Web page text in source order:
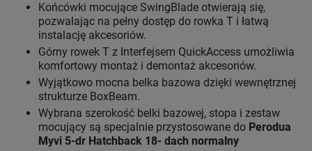
Końcówki mocujące SwingBlade otwierają się,
pozwalając na pełny dostęp do rowka T i łatwą
instalację akcesoriów.
Górny rowek T z Interfejsem QuickAccess umożliwia
komfortowy montaż i demontaż akcesoriów.
Wyjątkowo mocna belka bazowa dzięki wewnętrznej
strukturze BoxBeam.
Wybrana szerokość belki bazowej, stopa i zestaw
mocujący są specjalnie przystosowane do Perodua
Myvi 5-dr Hatchback 18- dach normalny